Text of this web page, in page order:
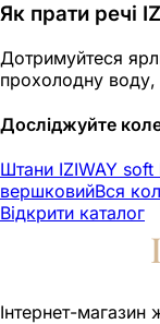
Як прати речі
Дотримуйтеся
прохолодну воду,
Досліджуйте
Штани IZIWAY soft
вершковийВся
Відкрити каталог
Інтернет-магазин